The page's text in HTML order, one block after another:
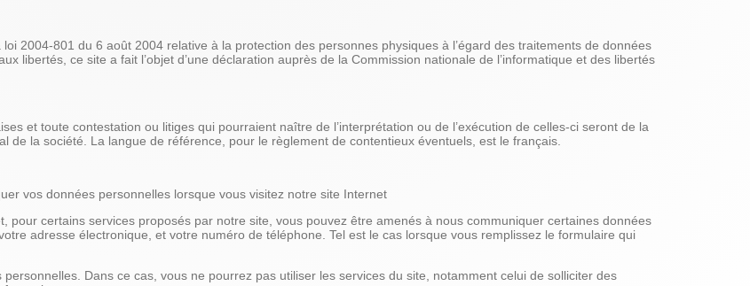
2004-801 du 6 août 2004 relative à la protection des personnes physiques à l’égard des traitements de données
libertés, ce site a fait l’objet d’une déclaration auprès de la Commission nationale de l’informatique et des libertés
et toute contestation ou litiges qui pourraient naître de l’interprétation ou de l’exécution de celles-ci seront de la
de la société. La langue de référence, pour le règlement de contentieux éventuels, est le français.
vos données personnelles lorsque vous visitez notre site Internet
pour certains services proposés par notre site, vous pouvez être amenés à nous communiquer certaines données
adresse électronique, et votre numéro de téléphone. Tel est le cas lorsque vous remplissez le formulaire qui
Dans ce cas, vous ne pourrez pas utiliser les services du site, notamment celui de solliciter des